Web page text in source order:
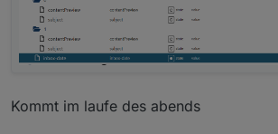
Kommt im laufe des abends